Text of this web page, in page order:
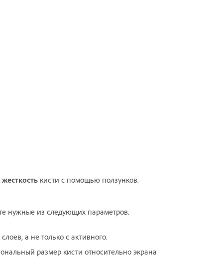
жесткость кисти с помощью ползунков.
нужные из следующих параметров.
а не только с активного.
размер кисти относительно экрана